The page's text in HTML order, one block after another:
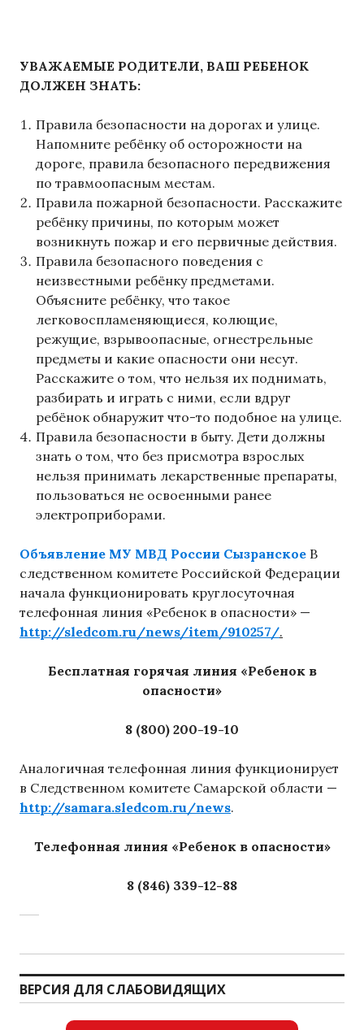
УВАЖАЕМЫЕ РОДИТЕЛИ, ВАШ РЕБЕНОК
ДОЛЖЕН ЗНАТЬ:
Правила безопасности на дорогах и улице.
Напомните ребёнку об осторожности на
дороге, правила безопасного передвижения
по травмоопасным местам.
Правила пожарной безопасности. Расскажите
ребёнку причины, по которым может
возникнуть пожар и его первичные действия.
Правила безопасного поведения с
неизвестными ребёнку предметами.
Объясните ребёнку, что такое
легковоспламеняющиеся, колющие,
режущие, взрывоопасные, огнестрельные
предметы и какие опасности они несут.
Расскажите о том, что нельзя их поднимать,
разбирать и играть с ними, если вдруг
ребёнок обнаружит что-то подобное на улице.
Правила безопасности в быту. Дети должны
знать о том, что без присмотра взрослых
нельзя принимать лекарственные препараты,
пользоваться не освоенными ранее
электроприборами.
Объявление МУ МВД России Сызранское В
следственном комитете Российской Федерации
начала функционировать круглосуточная
телефонная линия «Ребенок в опасности» —
http://sledcom.ru/news/item/910257/.
Бесплатная горячая линия «Ребенок в
опасности»
8 (800) 200-19-10
Аналогичная телефонная линия функционирует
в Следственном комитете Самарской области —
http://samara.sledcom.ru/news.
Телефонная линия «Ребенок в опасности»
8 (846) 339-12-88
ВЕРСИЯ ДЛЯ СЛАБОВИДЯЩИХ